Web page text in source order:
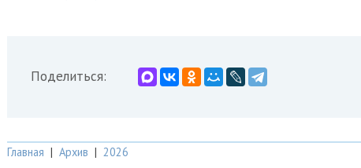
Поделиться:
Главная | Архив | 2026